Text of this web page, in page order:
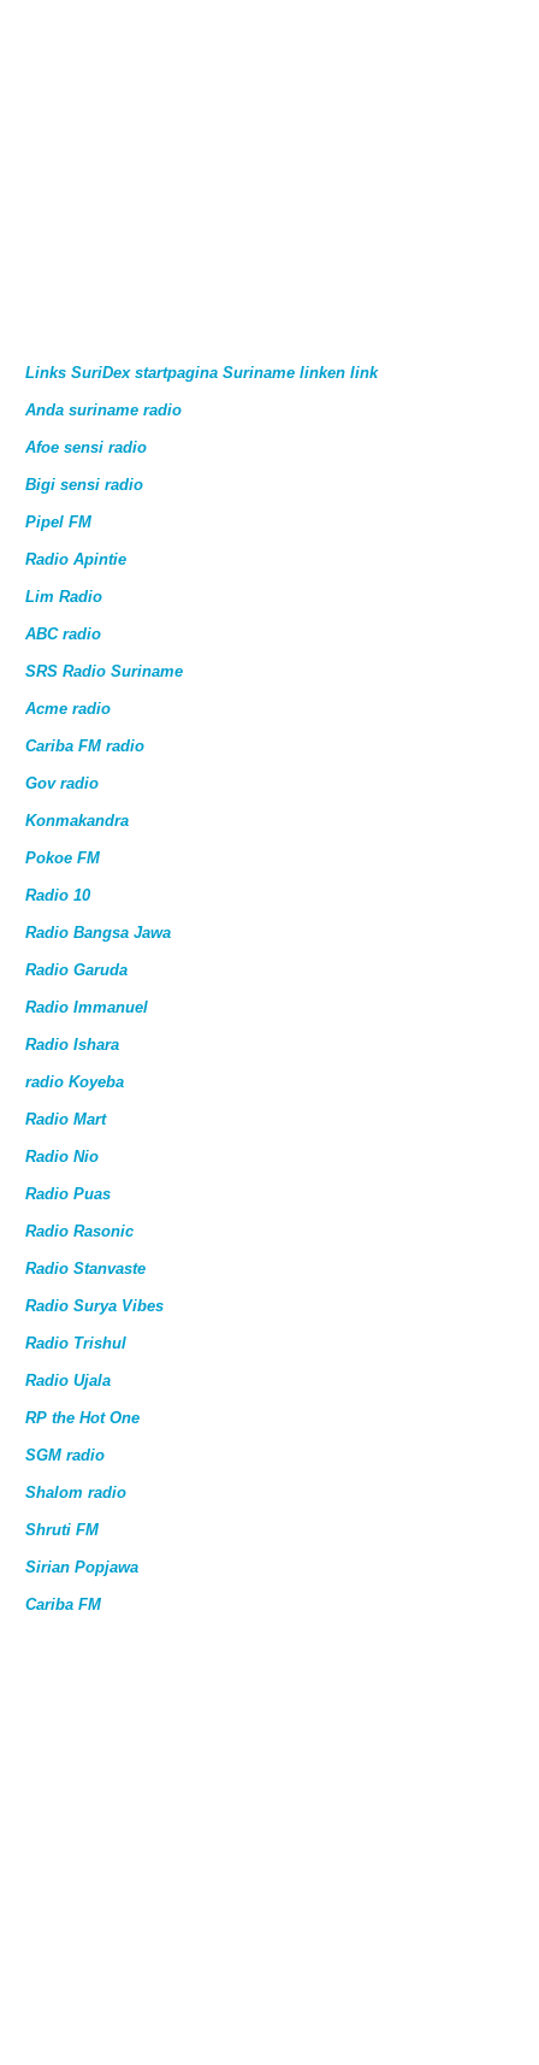
Links SuriDex startpagina Suriname linken link
Anda suriname radio
Afoe sensi radio
Bigi sensi radio
Pipel FM
Radio Apintie
Lim Radio
ABC radio
SRS Radio Suriname
Acme radio
Cariba FM radio
Gov radio
Konmakandra
Pokoe FM
Radio 10
Radio Bangsa Jawa
Radio Garuda
Radio Immanuel
Radio Ishara
radio Koyeba
Radio Mart
Radio Nio
Radio Puas
Radio Rasonic
Radio Stanvaste
Radio Surya Vibes
Radio Trishul
Radio Ujala
RP the Hot One
SGM radio
Shalom radio
Shruti FM
Sirian Popjawa
Cariba FM